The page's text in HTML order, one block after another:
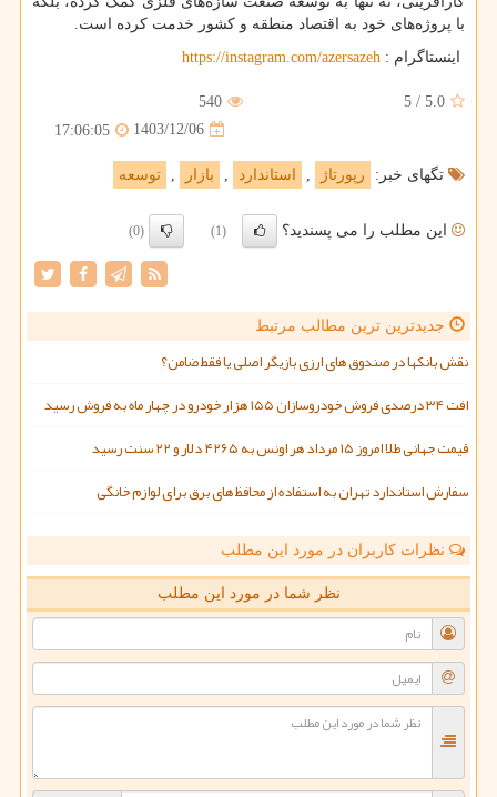
با پروژه‌های خود به اقتصاد منطقه و کشور خدمت کرده است.
اینستاگرام : https://instagram.com/azersazeh
5.0
/
5
540
1403/12/06
17:06:05
تگهای خبر: رپورتاژ , استاندارد , بازار , توسعه
این مطلب را می پسندید؟ (1)
(0)
جدیدترین ترین مطالب مرتبط
نقش بانکها در صندوق های ارزی بازیگر اصلی یا فقط ضامن؟
افت ۳۴ درصدی فروش خودروسازان ۱۵۵ هزار خودرو در چهار ماه به فروش رسید
قیمت جهانی طلا امروز ۱۵ مرداد هر اونس به ۴۲۶۵ دلار و ۲۲ سنت رسید
سفارش استاندارد تهران به استفاده از محافظ های برق برای لوازم خانگی
نظرات کاربران در مورد این مطلب
نظر شما در مورد این مطلب